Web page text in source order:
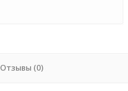
Отзывы (0)